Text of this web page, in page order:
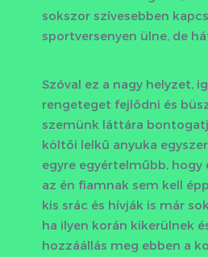
sokszor szívesebben
sportversenyen ülne, de
Szóval ez a nagy helyzet,
rengeteget fejlődni és
szemünk láttára
költői lelkű anyuka
egyre egyértelműbb, hogy
az én fiamnak sem kell
kis srác és hívják is már
ha ilyen korán kikerülnek
hozzáállás meg ebben a